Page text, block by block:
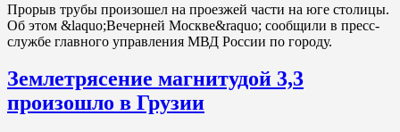
Прорыв трубы произошел на проезжей части на юге столицы.
Об этом &laquo;Вечерней Москве&raquo; сообщили в пресс-
службе главного управления МВД России по городу.
Землетрясение магнитудой 3,3
произошло в Грузии